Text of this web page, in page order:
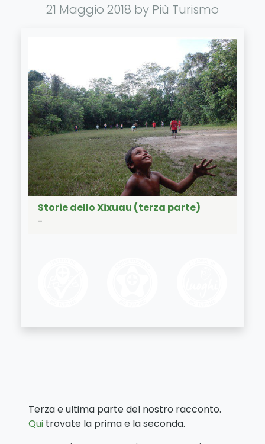
21 Maggio 2018 by Più Turismo
Storie dello Xixuau (terza parte)
-
Terza e ultima parte del nostro racconto.
Qui trovate la prima e la seconda.